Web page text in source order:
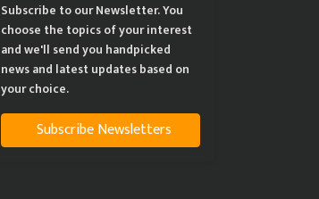
Subscribe to our Newsletter. You
choose the topics of your interest
and we'll send you handpicked
news and latest updates based on
your choice.
Subscribe Newsletters